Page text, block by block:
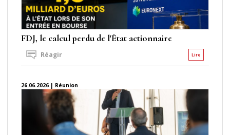
FDJ, le calcul perdu de l'État actionnaire
Lire
Réagir
26.06.2026 | Réunion